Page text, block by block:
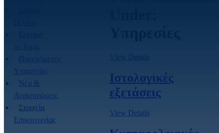
Yπηρεσίες
Νέα &
Ανακοινώσεις
Στοιχεία
Επικοινωνίας
Ιστολογικές
εξετάσεις
View Details